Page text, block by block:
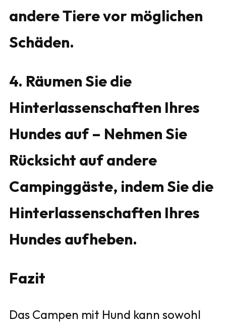
andere Tiere vor möglichen
Schäden.
4. Räumen Sie die
Hinterlassenschaften Ihres
Hundes auf – Nehmen Sie
Rücksicht auf andere
Campinggäste, indem Sie die
Hinterlassenschaften Ihres
Hundes aufheben.
Fazit
Das Campen mit Hund kann sowohl